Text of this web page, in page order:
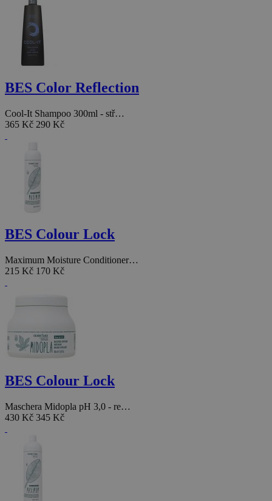
BES Color Reflection
Cool-It Shampoo 300ml - stř…
365 Kč 290 Kč
BES Colour Lock
Maximum Moisture Conditioner…
215 Kč 170 Kč
BES Colour Lock
Maschera Midopla pH 3,0 - re…
430 Kč 345 Kč